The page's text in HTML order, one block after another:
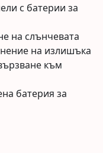
с батерии за
на слънчевата
на излишъка
към
батерия за